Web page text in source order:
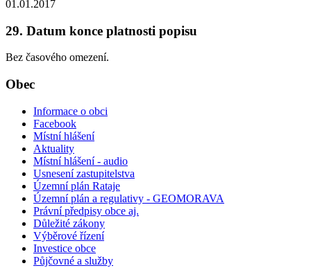
01.01.2017
29. Datum konce platnosti popisu
Bez časového omezení.
Obec
Informace o obci
Facebook
Místní hlášení
Aktuality
Místní hlášení - audio
Usnesení zastupitelstva
Územní plán Rataje
Územní plán a regulativy - GEOMORAVA
Právní předpisy obce aj.
Důležité zákony
Výběrové řízení
Investice obce
Půjčovné a služby